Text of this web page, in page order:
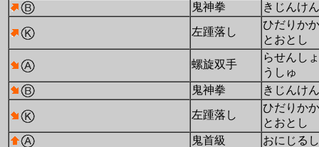
鬼神拳
きじんけん
左踵落し
ひだりかか
とおとし
螺旋双手
らせんしょ
うしゅ
鬼神拳
きじんけん
左踵落し
ひだりかか
とおとし
鬼首級
おにじるし